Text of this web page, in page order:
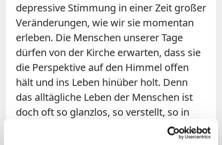
depressive Stimmung in einer Zeit großer
Veränderungen, wie wir sie momentan
erleben. Die Men­schen unserer Tage
dürfen von der Kirche erwarten, dass sie
die Perspektive auf den Himmel offen
hält und ins Leben hinüber holt. Denn
das alltägliche Leben der Menschen ist
doch oft so glanzlos, so verstellt, so in
sich gekrümmt und bekümmert. Sie
brauchen den Kontakt zum Himmel.